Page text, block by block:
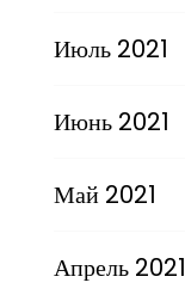
Июль 2021
Июнь 2021
Май 2021
Апрель 2021